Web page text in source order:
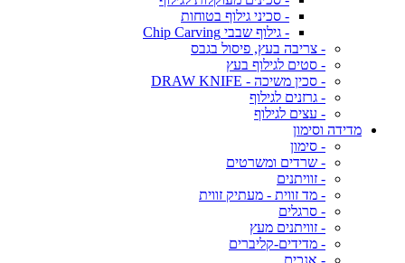
- סכיני גילוף בטוחות
- גילוף שבבי Chip Carving
- צריבה בעץ, פיסול בגבס
- סטים לגילוף בעץ
- סכין משיכה - DRAW KNIFE
- גרזנים לגילוף
- עצים לגילוף
מדידה וסימון
- סימון
- שרדים ומשרטים
- זוויתנים
- מד זווית - מעתיק זווית
- סרגלים
- זוויתנים מעץ
- מדידים-קליברים
- אנכים